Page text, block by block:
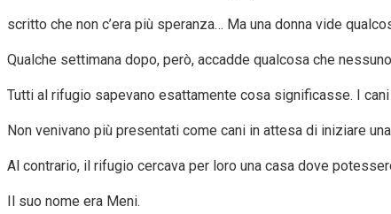
scritto che non c’era più speranza… Ma una donna vide
Qualche settimana dopo, però, accadde qualcosa che
Tutti al rifugio sapevano esattamente cosa significasse. I
Non venivano più presentati come cani in attesa di iniziare
Al contrario, il rifugio cercava per loro una casa dove
Il suo nome era Meni.